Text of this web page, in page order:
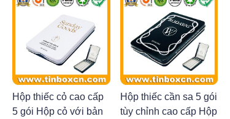
Hộp thiếc cỏ cao cấp
5 gói Hộp cỏ với bản
Hộp thiếc cần sa 5 gói
tùy chỉnh cao cấp Hộp